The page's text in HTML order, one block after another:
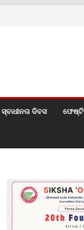
ସ୍ବାଧୀନତା ଦିବସ